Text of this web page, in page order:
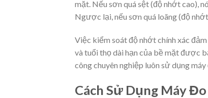
mặt. Nếu sơn quá sệt (độ nhớt cao),
Ngược lại, nếu sơn quá loãng (độ
Việc kiểm soát độ nhớt chính xác
và tuổi thọ dài hạn của bề mặt được
công chuyên nghiệp luôn sử dụng
Cách Sử Dụng Máy